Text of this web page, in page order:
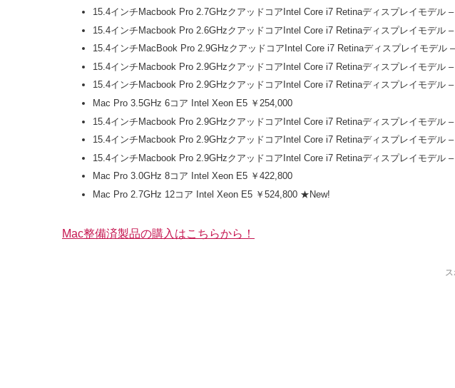
15.4インチMacbook Pro 2.7GHzクアッドコアIntel Core i7 Retinaディスプレイモデル
15.4インチMacbook Pro 2.6GHzクアッドコアIntel Core i7 Retinaディスプレイモデル
15.4インチMacBook Pro 2.9GHzクアッドコアIntel Core i7 Retinaディスプレイモデル
15.4インチMacbook Pro 2.9GHzクアッドコアIntel Core i7 Retinaディスプレイモデル
15.4インチMacbook Pro 2.9GHzクアッドコアIntel Core i7 Retinaディスプレイモデル
Mac Pro 3.5GHz 6コア Intel Xeon E5 ￥254,000
15.4インチMacbook Pro 2.9GHzクアッドコアIntel Core i7 Retinaディスプレイモデル
15.4インチMacbook Pro 2.9GHzクアッドコアIntel Core i7 Retinaディスプレイモデル
15.4インチMacbook Pro 2.9GHzクアッドコアIntel Core i7 Retinaディスプレイモデル
Mac Pro 3.0GHz 8コア Intel Xeon E5 ￥422,800
Mac Pro 2.7GHz 12コア Intel Xeon E5 ￥524,800 ★New!
Mac整備済製品の購入はこちらから！